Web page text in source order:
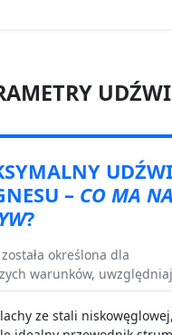
– CO MA
?
określona dla
warunków,
ze stali niskowęglowej,